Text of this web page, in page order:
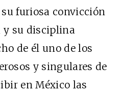
furiosa convicción
y su disciplina
de él uno de los
y singulares de
en México las